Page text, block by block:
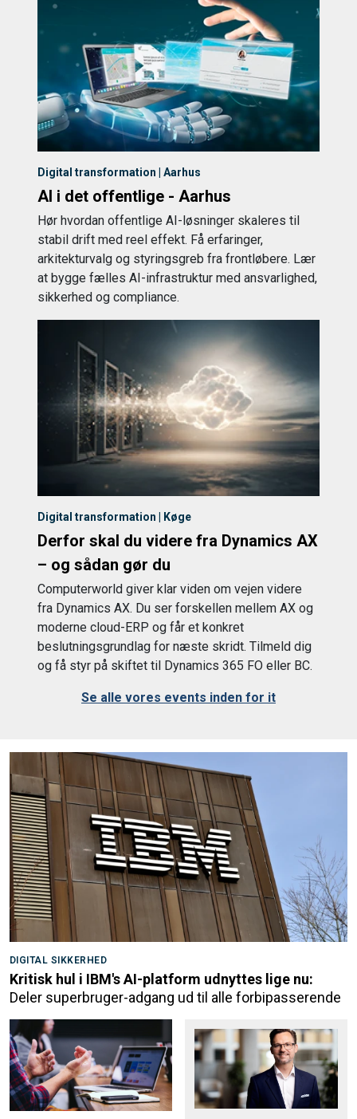
Digital transformation | Aarhus
AI i det offentlige - Aarhus
Hør hvordan offentlige AI-løsninger skaleres til
stabil drift med reel effekt. Få erfaringer,
arkitekturvalg og styringsgreb fra frontløbere. Lær
at bygge fælles AI-infrastruktur med ansvarlighed,
sikkerhed og compliance.
Digital transformation | Køge
Derfor skal du videre fra Dynamics AX
– og sådan gør du
Computerworld giver klar viden om vejen videre
fra Dynamics AX. Du ser forskellen mellem AX og
moderne cloud-ERP og får et konkret
beslutningsgrundlag for næste skridt. Tilmeld dig
og få styr på skiftet til Dynamics 365 FO eller BC.
Se alle vores events inden for it
DIGITAL SIKKERHED
Kritisk hul i IBM's AI-platform udnyttes lige nu:
Deler superbruger-adgang ud til alle forbipasserende